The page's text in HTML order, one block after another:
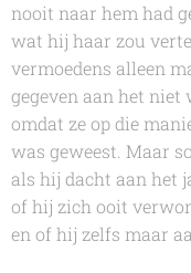
nooit naar hem had
wat hij haar zou
vermoedens alleen
gegeven aan het niet
omdat ze op die
was geweest. Maar
als hij dacht aan het
of hij zich ooit
en of hij zelfs maar